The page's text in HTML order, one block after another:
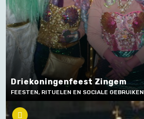
Driekoningenfeest Zingem
FEESTEN, RITUELEN EN SOCIALE GEBRUIKEN